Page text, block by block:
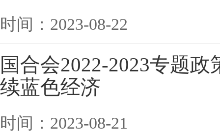
时间：2023-08-22
国合会2022-2023专题
续蓝色经济
时间：2023-08-21